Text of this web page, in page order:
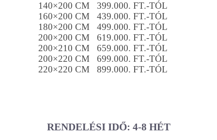
140×200 CM 399.000. FT.-TÓL
160×200 CM 439.000. FT.-TÓL
180×200 CM 499.000. FT.-TÓL
200×200 CM 619.000. FT.-TÓL
200×210 CM 659.000. FT.-TÓL
200×220 CM 699.000. FT.-TÓL
220×220 CM 899.000. FT.-TÓL
RENDELÉSI IDŐ: 4-8 HÉT